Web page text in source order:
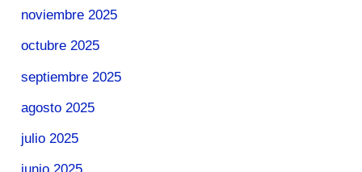
noviembre 2025
octubre 2025
septiembre 2025
agosto 2025
julio 2025